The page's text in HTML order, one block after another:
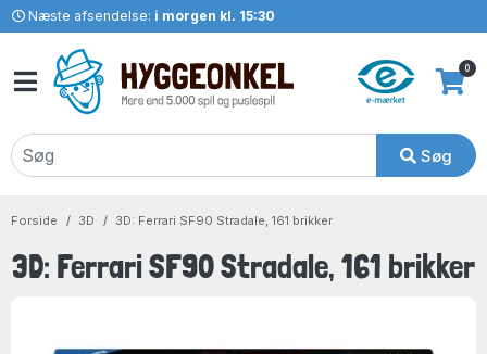
Næste afsendelse: i morgen kl. 15:30
Søg
0
Forside 3D 3D: Ferrari SF90 Stradale, 161 brikker
3D: Ferrari SF90 Stradale, 161 brikker